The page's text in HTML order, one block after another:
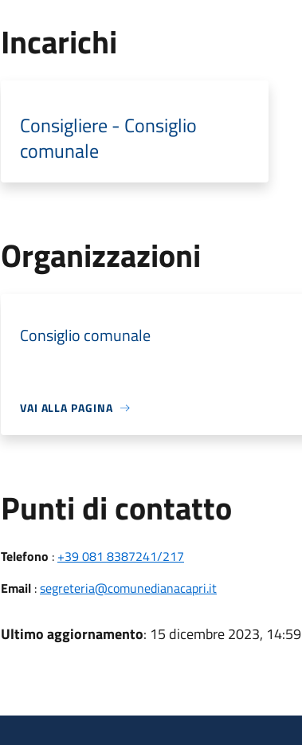
Incarichi
Consigliere - Consiglio
comunale
Organizzazioni
Consiglio comunale
VAI ALLA PAGINA
Punti di contatto
Telefono : +39 081 8387241/217
Email:segreteria@comunedianacapri.it
Ultimo aggiornamento: 15 dicembre 2023, 14:59